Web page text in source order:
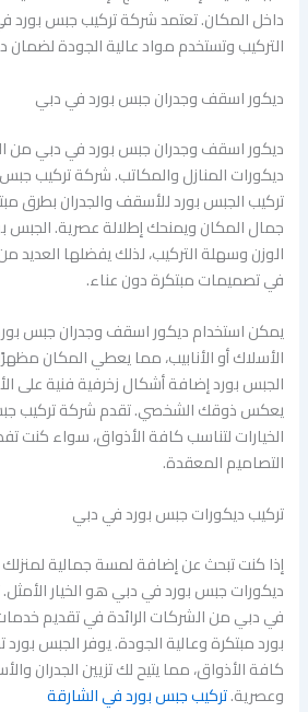
داخل المكان. تعتمد شركة تركيب جبس بورد
التركيب وتستخدم مواد عالية الجودة لضمان
ديكور اسقف وجدران جبس بورد في دبي
ديكور اسقف وجدران جبس بورد في دبي من
ديكورات المنازل والمكاتب. شركة تركيب
تركيب الجبس بورد للأسقف والجدران بطرق
جمال المكان ويمنحك إطلالة عصرية.
الوزن وسهلة التركيب، لذلك يفضلها العديد
في تصميمات مبتكرة دون عناء.
يمكن استخدام ديكور اسقف وجدران جبس
الأسلاك أو الأنابيب، مما يعطي المكان
الجبس بورد إضافة أشكال زخرفية فنية على
يعكس ذوقك الشخصي. تقدم شركة تركيب
الخيارات لتناسب كافة الأذواق، سواء كنت
التصاميم المعقدة.
تركيب ديكورات جبس بورد في دبي
إذا كنت تبحث عن إضافة لمسة جمالية
ديكورات جبس بورد في دبي هو الخيار
في دبي من الشركات الرائدة في تقديم
بورد مبتكرة وعالية الجودة. يوفر الجبس
كافة الأذواق، مما يتيح لك تزيين الجدران
وعصرية.تركيب جبس بورد في الشارقة